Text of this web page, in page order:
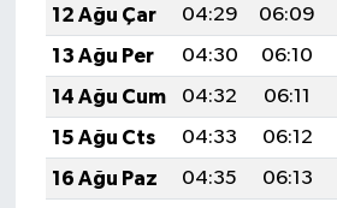
12 Ağu Çar
04:29 06:09
13 Ağu Per
04:30 06:10
14 Ağu Cum
04:32 06:11
15 Ağu Cts
04:33 06:12
16 Ağu Paz
04:35 06:13